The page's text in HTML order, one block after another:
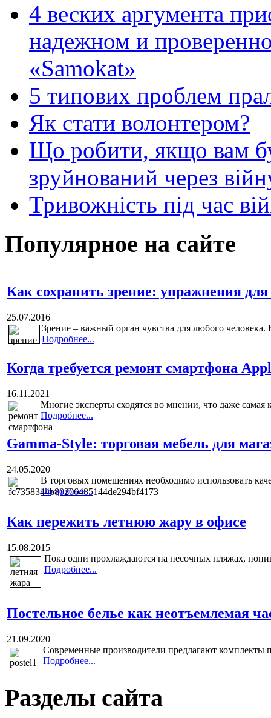
4 веских аргумента
надежном и
«Samokat»
5 типових проблем
Як стати волонтером?
Що робити, якщо вам
зруйнований через
Тривожність під час
Популярное на сайте
Как сохранить зрение: упражнения для
25.07.2016
Зрение – важный орган чувства для любого
Подробнее...
Когда требуется ремонт смартфона
16.11.2021
Многие эксперты сходятся во мнении, что даже самая
Подробнее...
Gamma-Style: торговая мебель для
24.05.2020
В торговых помещениях необходимо использовать
Подробнее...
Как пережить летнюю жару в офисе
15.08.2015
Пока одни прохлаждаются на песочных пляжах,
Подробнее...
Постельное белье как неотъемлемая
21.09.2020
Современные производители предлагают комплекты
Подробнее...
Разделы сайта